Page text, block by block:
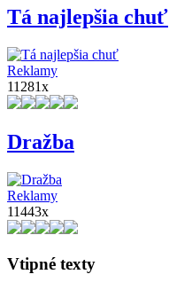
Tá najlepšia chuť
Reklamy
11281x
Dražba
Reklamy
11443x
Vtipné texty